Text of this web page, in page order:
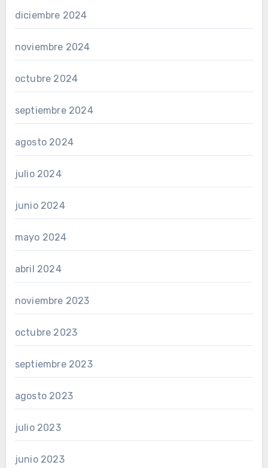
diciembre 2024
noviembre 2024
octubre 2024
septiembre 2024
agosto 2024
julio 2024
junio 2024
mayo 2024
abril 2024
noviembre 2023
octubre 2023
septiembre 2023
agosto 2023
julio 2023
junio 2023